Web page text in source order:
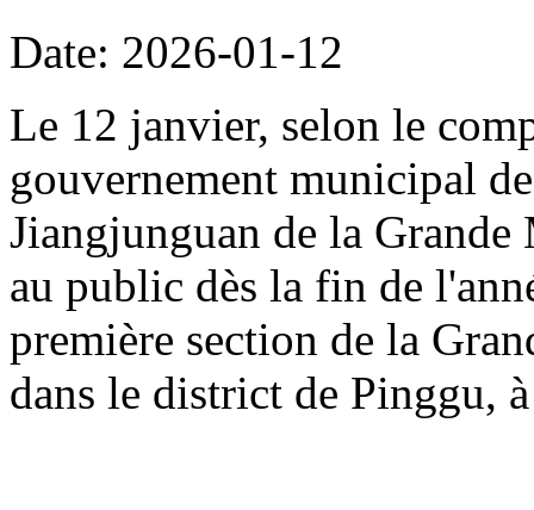
Date: 2026-01-12
Le 12 janvier, selon le
gouvernement municipal
Jiangjunguan de la
au public dès la fin de
première section de la
dans le district de Pinggu,